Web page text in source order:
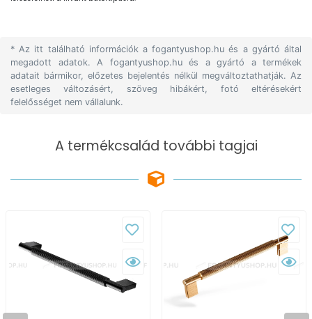
* Az itt található információk a fogantyushop.hu és a gyártó által
megadott adatok. A fogantyushop.hu és a gyártó a termékek
adatait bármikor, előzetes bejelentés nélkül megváltoztathatják. Az
esetleges változásért, szöveg hibákért, fotó eltérésekért
felelősséget nem vállalunk.
A termékcsalád további tagjai